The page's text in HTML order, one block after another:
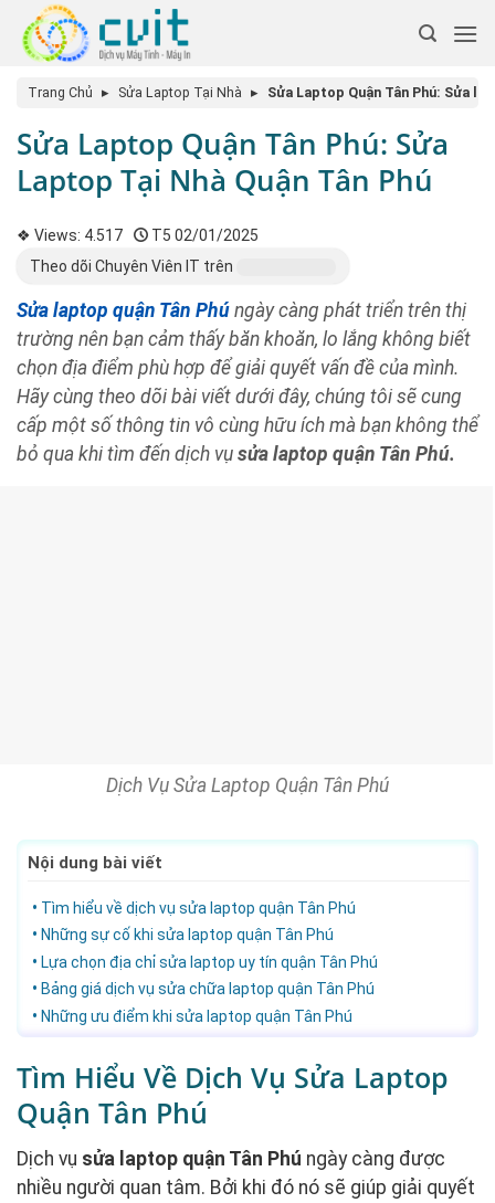
Trang Chủ ▸ Sửa Laptop Tại Nhà ▸ Sửa Laptop Quận Tân Phú: Sửa
Sửa Laptop Quận Tân Phú: Sửa
Laptop Tại Nhà Quận Tân Phú
❖ Views: 4.517
T5 02/01/2025
Theo dõi Chuyên Viên IT trên
Sửa laptop quận Tân Phú ngày càng phát triển trên thị
trường nên bạn cảm thấy băn khoăn, lo lắng không biết
chọn địa điểm phù hợp để giải quyết vấn đề của mình.
Hãy cùng theo dõi bài viết dưới đây, chúng tôi sẽ cung
cấp một số thông tin vô cùng hữu ích mà bạn không thể
bỏ qua khi tìm đến dịch vụ sửa laptop quận Tân Phú.
Dịch Vụ Sửa Laptop Quận Tân Phú
Nội dung bài viết
Tìm hiểu về dịch vụ sửa laptop quận Tân Phú
Những sự cố khi sửa laptop quận Tân Phú
Lựa chọn địa chỉ sửa laptop uy tín quận Tân Phú
Bảng giá dịch vụ sửa chữa laptop quận Tân Phú
Những ưu điểm khi sửa laptop quận Tân Phú
Tìm Hiểu Về Dịch Vụ Sửa Laptop
Quận Tân Phú
Dịch vụ sửa laptop quận Tân Phú ngày càng được
nhiều người quan tâm. Bởi khi đó nó sẽ giúp giải quyết